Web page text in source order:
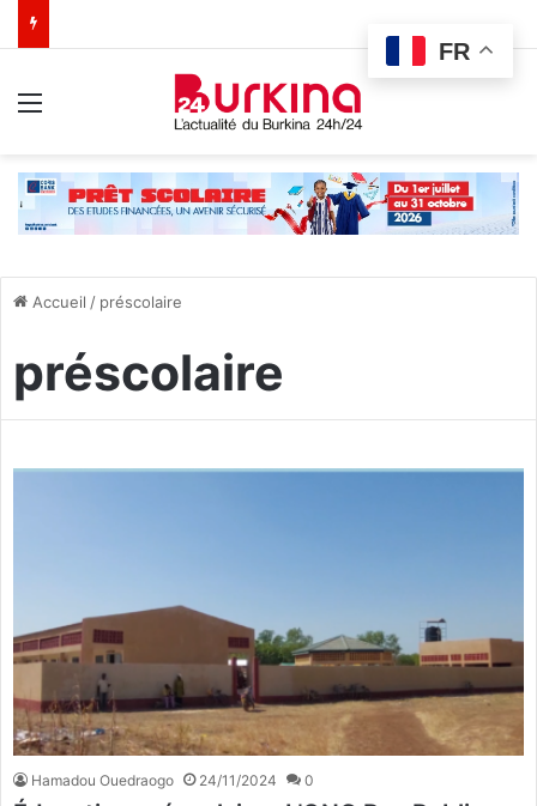
Accueil / préscolaire
préscolaire
Hamadou Ouedraogo 24/11/2024 0
FR